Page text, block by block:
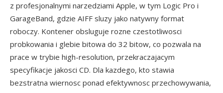
z profesjonalnymi narzedziami Apple, w tym Logic Pro i
GarageBand, gdzie AIFF sluzy jako natywny format
roboczy. Kontener obsluguje rozne czestotliwosci
probkowania i glebie bitowa do 32 bitow, co pozwala na
prace w trybie high-resolution, przekraczajacym
specyfikacje jakosci CD. Dla kazdego, kto stawia
bezstratna wiernosc ponad efektywnosc przechowywania,